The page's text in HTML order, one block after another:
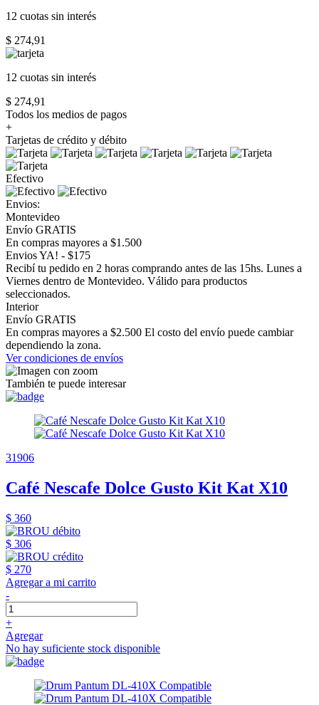
12 cuotas sin interés
$ 274,91
12 cuotas sin interés
$ 274,91
Todos los medios de pagos
+
Tarjetas de crédito y débito
Efectivo
Envios:
Montevideo
Envío GRATIS
En compras mayores a $1.500
Envios YA! - $175
Recibí tu pedido en 2 horas comprando antes de las 15hs. Lunes a
Viernes dentro de Montevideo. Válido para productos
seleccionados.
Interior
Envío GRATIS
En compras mayores a $2.500 El costo del envío puede cambiar
dependiendo la zona.
Ver condiciones de envíos
También te puede interesar
31906
Café Nescafe Dolce Gusto Kit Kat X10
$ 360
$ 306
$ 270
Agregar a mi carrito
-
+
Agregar
No hay suficiente stock disponible